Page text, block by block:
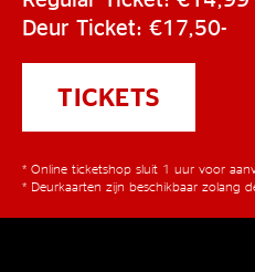
Deur Ticket: €17,50-
TICKETS
* Online ticketshop sluit 1 uur voor
* Deurkaarten zijn beschikbaar zolang